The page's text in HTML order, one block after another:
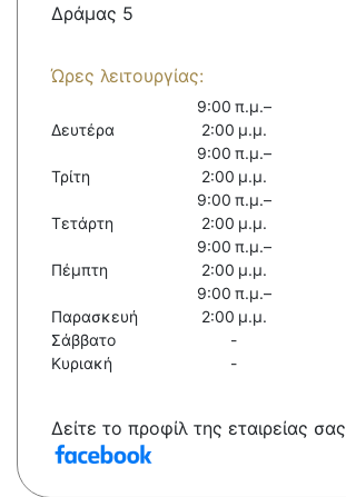
Δράμας 5
Ώρες λειτουργίας:
Δευτέρα
9:00 π.μ.–
2:00 μ.μ.
Τρίτη
9:00 π.μ.–
2:00 μ.μ.
Τετάρτη
9:00 π.μ.–
2:00 μ.μ.
Πέμπτη
9:00 π.μ.–
2:00 μ.μ.
Παρασκευή
9:00 π.μ.–
2:00 μ.μ.
Σάββατο
-
Κυριακή
-
Δείτε το προφίλ της εταιρείας σας